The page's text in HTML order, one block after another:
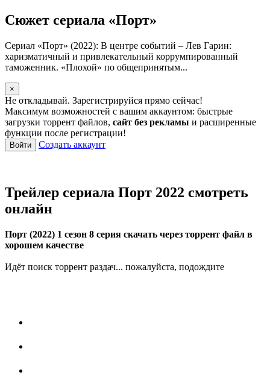
Сюжет сериала «Порт»
Сериал «Порт» (2022): В центре событий – Лев Гарин:
харизматичный и привлекательный коррумпированный
таможенник. «Плохой» по общепринятым...
×
Не откладывай. Зарегистрируйся прямо сейчас!
Максимум возможностей с вашим аккаунтом: быстрые
загрузки торрент файлов, сайт без рекламы и расширенные
функции после регистрации!
Войти Создать аккаунт
Трейлер сериала Порт 2022 смотреть
онлайн
Порт (2022) 1 сезон 8 серия скачать через торрент файл в
хорошем качестве
Идёт поиск торрент раздач... пожалуйста, подождите